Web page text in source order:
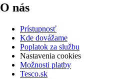
O nás
Prístupnosť
Kde dovážame
Poplatok za službu
Nastavenia cookies
Možnosti platby
Tesco.sk